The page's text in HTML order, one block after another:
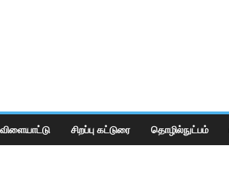
விளையாட்டு சிறப்பு கட்டுரை தொழில்நுட்பம்